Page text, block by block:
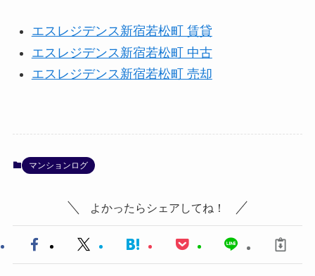
エスレジデンス新宿若松町 賃貸
エスレジデンス新宿若松町 中古
エスレジデンス新宿若松町 売却
マンションログ
よかったらシェアしてね！